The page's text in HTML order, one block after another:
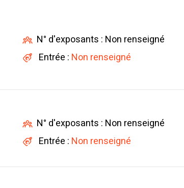
N° d'exposants : Non renseigné
Entrée : Non renseigné
N° d'exposants : Non renseigné
Entrée : Non renseigné